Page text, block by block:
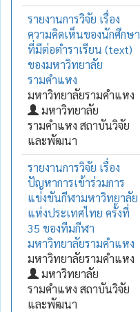
รายงานการวิจัย เรื่อง
ความคิดเห็นของนักศึกษา
ที่มีต่อตำราเรียน (text)
ของมหาวิทยาลัย
รามคำแหง
มหาวิทยาลัยรามคำแหง
มหาวิทยาลัย
รามคำแหง สถาบันวิจัย
และพัฒนา
รายงานการวิจัย เรื่อง
ปัญหาการเข้าร่วมการ
แข่งขันกีฬามหาวิทยาลัย
แห่งประเทศไทย ครั้งที่
35 ของทีมกีฬา
มหาวิทยาลัยรามคำแหง
มหาวิทยาลัยรามคำแหง
มหาวิทยาลัย
รามคำแหง สถาบันวิจัย
และพัฒนา